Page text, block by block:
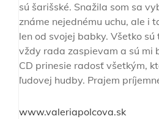
sú šarišské. Snažila som sa
známe nejednému uchu, ale i
len od svojej babky. Všetko sú
vždy rada zaspievam a sú mi
CD prinesie radosť všetkým,
ľudovej hudby. Prajem
www.valeriapolcova.sk